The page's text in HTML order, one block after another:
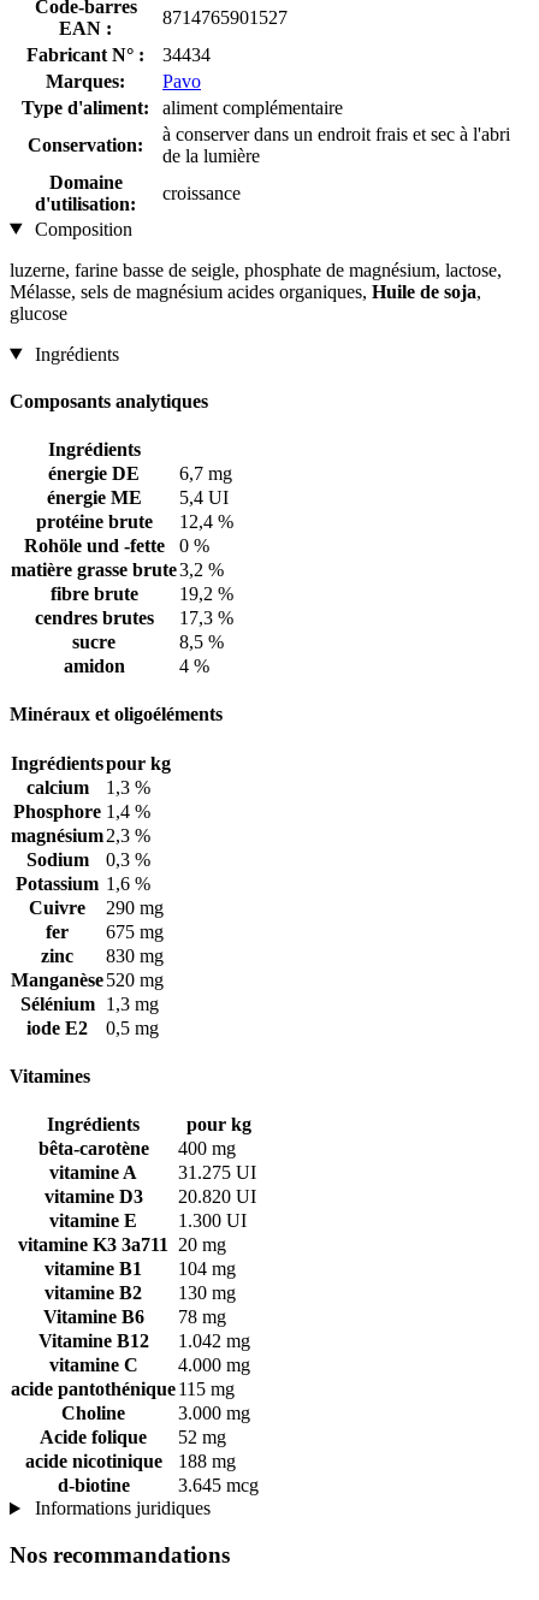
Code-barres
EAN :
8714765901527
Fabricant N° :
34434
Marques:
Pavo
Type d'aliment:
aliment complémentaire
Conservation:
à conserver dans un endroit frais et sec à l'abri
de la lumière
Domaine
d'utilisation:
croissance
Composition
luzerne, farine basse de seigle, phosphate de magnésium, lactose,
Mélasse, sels de magnésium acides organiques, Huile de soja,
glucose
Ingrédients
Composants analytiques
Ingrédients
énergie DE
6,7 mg
énergie ME
5,4 UI
protéine brute
12,4 %
Rohöle und -fette
0 %
matière grasse brute3,2 %
fibre brute
19,2 %
cendres brutes
17,3 %
sucre
8,5 %
amidon
4 %
Minéraux et oligoéléments
Ingrédientspour kg
calcium
1,3 %
Phosphore 1,4 %
magnésium2,3 %
Sodium
0,3 %
Potassium 1,6 %
Cuivre
290 mg
fer
675 mg
zinc
830 mg
Manganèse520 mg
Sélénium
1,3 mg
iode E2
0,5 mg
Vitamines
Ingrédients
pour kg
bêta-carotène
400 mg
vitamine A
31.275 UI
vitamine D3
20.820 UI
vitamine E
1.300 UI
vitamine K3 3a711
20 mg
vitamine B1
104 mg
vitamine B2
130 mg
Vitamine B6
78 mg
Vitamine B12
1.042 mg
vitamine C
4.000 mg
acide pantothénique115 mg
Choline
3.000 mg
Acide folique
52 mg
acide nicotinique
188 mg
d-biotine
3.645 mcg
Informations juridiques
Nos recommandations